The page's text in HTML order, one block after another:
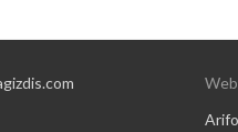
Web